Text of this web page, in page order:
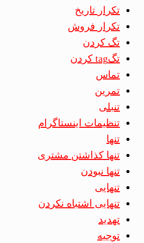
تکرار تاریخ
تکرار فروش
تگ کردن
تگtag کردن
تماس
تمرین
تنبلی
تنظیمات اینستاگرام
تنها
تنها کذاشتن مشتری
تنها نبودن
تنهایی
تنهایی اشتباه نکردن
تهدید
توجیه